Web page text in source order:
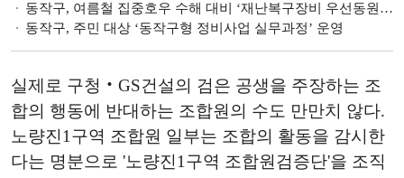
동작구, 여름철 집중호우 수해 대비 ‘재난복구장비 우선동원’ 협약 체결
동작구, 주민 대상 ‘동작구형 정비사업 실무과정’ 운영
실제로 구청‧GS건설의 검은 공생을 주장하는 조
합의 행동에 반대하는 조합원의 수도 만만치 않다.
노량진1구역 조합원 일부는 조합의 활동을 감시한
다는 명분으로 '노량진1구역 조합원검증단'을 조직